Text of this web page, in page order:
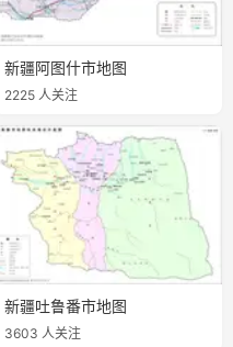
新疆阿图什市地图
2225 人关注
新疆吐鲁番市地图
3603 人关注